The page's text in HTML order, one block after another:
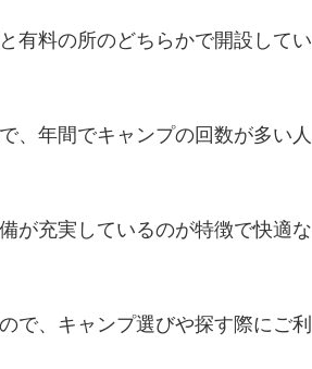
有料の所のどちらかで開設してい
、年間でキャンプの回数が多い人
が充実しているのが特徴で快適な
で、キャンプ選びや探す際にご利